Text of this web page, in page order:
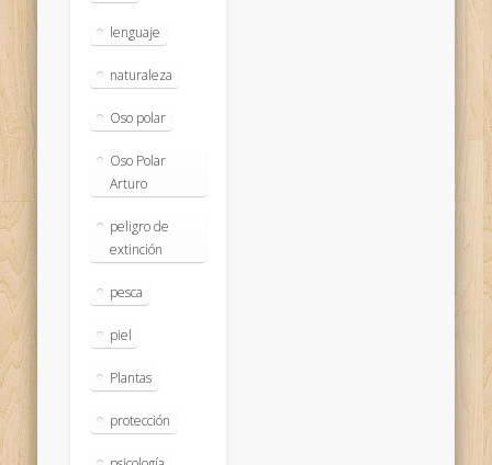
lenguaje
naturaleza
Oso polar
Oso Polar
Arturo
peligro de
extinción
pesca
piel
Plantas
protección